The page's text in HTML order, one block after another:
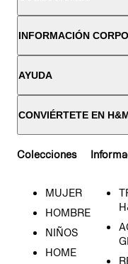
INFORMACIÓN
AYUDA
CONVIÉRTETE EN
Colecciones
MUJER
HOMBRE
NIÑOS
HOME